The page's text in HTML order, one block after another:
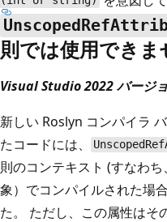
則では使用できま
Visual Studio 2022 バージ
新しい Roslyn コンパイラ
たコードには、
則のコンテキスト (すなわ
象）でコンパイルされた場
た。 ただし、この属性はそ